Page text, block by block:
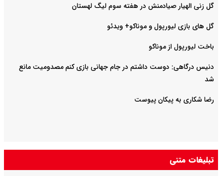
گل زنی الهیار صیادمنش در هفته سوم لیگ لهستان
گل های بازی لیورپول و موناکو+ ویدئو
باخت لیورپول از موناکو
دنیس درگاهی: دوست داشتم در جام جهانی بازی کنم مصدومیت مانع
شد
رضا شکاری به پیکان پیوست
تبلیغات متنی